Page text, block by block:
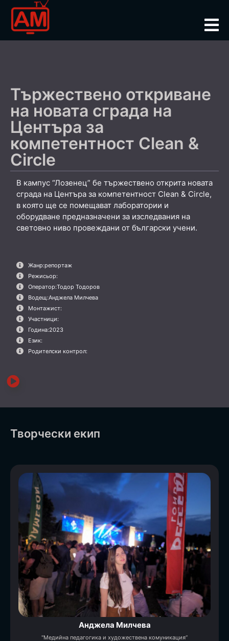
Тържествено откриване
на новата сграда на
Центъра за
компетентност Clean &
Circle
В кампус “Лозенец” бе тържествено открита новата
сграда на Центъра за компетентност Clean & Circle,
в която ще се помещават лаборатории и
оборудване предназначени за изследвания на
световно ниво провеждани от български учени.
Жанр:репортаж
Режисьор:
Оператор:Тодор Тодоров
Водещ:Анджела Милчева
Монтажист:
Участници:
Година:2023
Език:
Родителски контрол:
Творчески екип
Анджела Милчева
"Медийна педагогика и художествена комуникация“